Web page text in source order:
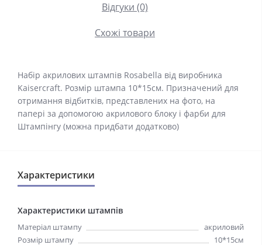
Відгуки (0)
Схожі товари
Набір акрилових штампів Rosabella від виробника
Kaisercraft. Розмір штампа 10*15см. Призначений для
отримання відбитків, представлених на фото, на
папері за допомогою акрилового блоку і фарби для
Штампінгу (можна придбати додатково)
Характеристики
Характеристики штампів
Матеріал штампу
акриловий
Розмір штампу
10*15см